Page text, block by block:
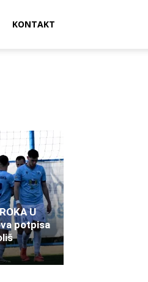
KONTAKT
U
potpisa